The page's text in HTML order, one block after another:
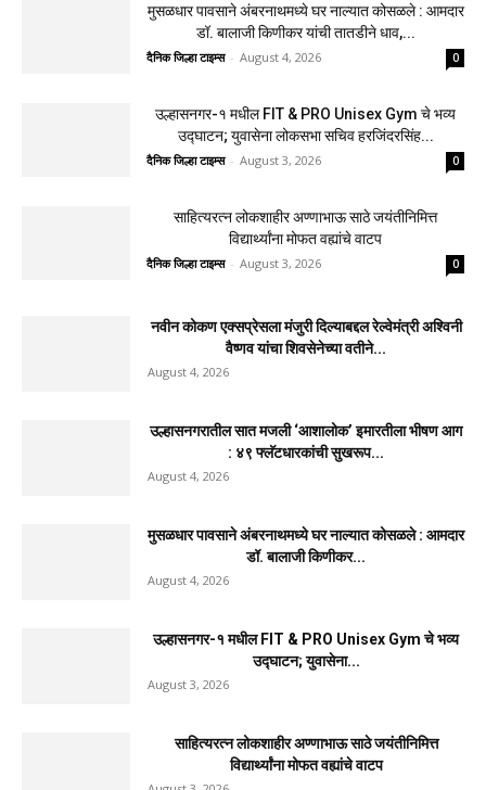
मुसळधार पावसाने अंबरनाथमध्ये घर नाल्यात कोसळले : आमदार
डॉ. बालाजी किणीकर यांची तातडीने धाव,...
दैनिक जिल्हा टाइम्स - August 4, 2026 0
उल्हासनगर-१ मधील FIT & PRO Unisex Gym चे भव्य
उद्घाटन; युवासेना लोकसभा सचिव हरजिंदरसिंह...
दैनिक जिल्हा टाइम्स - August 3, 2026 0
साहित्यरत्न लोकशाहीर अण्णाभाऊ साठे जयंतीनिमित्त
विद्यार्थ्यांना मोफत वह्यांचे वाटप
दैनिक जिल्हा टाइम्स - August 3, 2026 0
नवीन कोकण एक्सप्रेसला मंजुरी दिल्याबद्दल रेल्वेमंत्री अश्विनी
वैष्णव यांचा शिवसेनेच्या वतीने...
August 4, 2026
उल्हासनगरातील सात मजली ‘आशालोक’ इमारतीला भीषण आग
: ४९ फ्लॅटधारकांची सुखरूप...
August 4, 2026
मुसळधार पावसाने अंबरनाथमध्ये घर नाल्यात कोसळले : आमदार
डॉ. बालाजी किणीकर...
August 4, 2026
उल्हासनगर-१ मधील FIT & PRO Unisex Gym चे भव्य
उद्घाटन; युवासेना...
August 3, 2026
साहित्यरत्न लोकशाहीर अण्णाभाऊ साठे जयंतीनिमित्त
विद्यार्थ्यांना मोफत वह्यांचे वाटप